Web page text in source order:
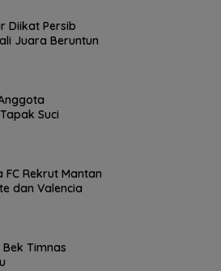
Diikat Persib
Juara Beruntun
Suci
Rekrut Mantan
dan Valencia
Timnas